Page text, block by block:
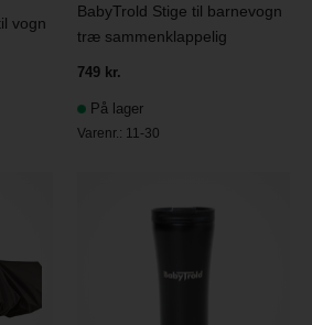
vogn
BabyTrold Stige til barnevogn
træ sammenklappelig
749 kr.
På lager
Varenr.: 11-30